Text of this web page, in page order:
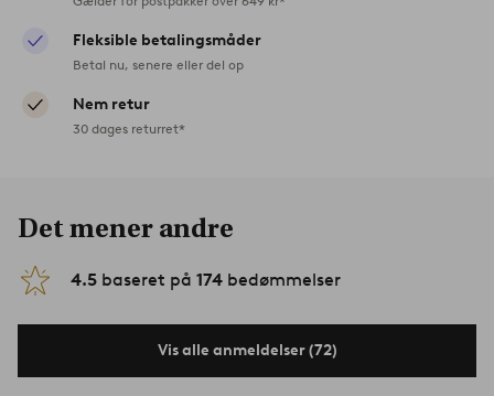
Fleksible betalingsmåder
Betal nu, senere eller del op
Nem retur
30 dages returret*
Det mener andre
4.5 baseret på 174 bedømmelser
Vis alle anmeldelser (72)